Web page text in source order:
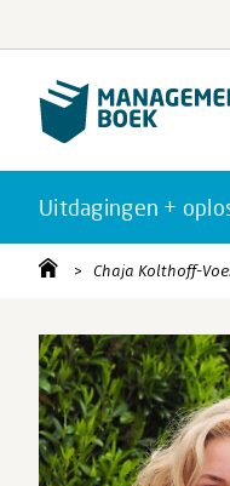
Uitdagingen +
Chaja Kolthoff-